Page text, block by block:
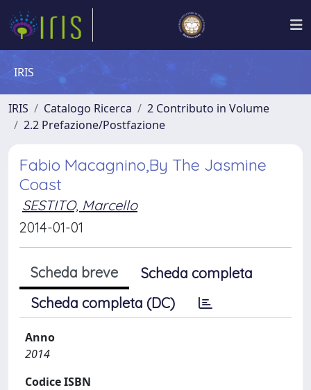
IRIS
IRIS Catalogo Ricerca
2 Contributo in Volume
2.2 Prefazione/Postfazione
Fabio Macagnino,By The Jasmine
Coast
SESTITO, Marcello
2014-01-01
Scheda breve
Scheda completa
Scheda completa (DC)
Anno
2014
Codice ISBN